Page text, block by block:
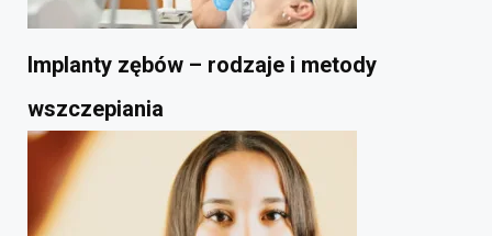
Implanty zębów – rodzaje i metody
wszczepiania